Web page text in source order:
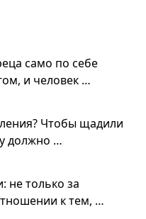
само по себе
и человек …
Чтобы щадили
должно …
не только за
к тем, …